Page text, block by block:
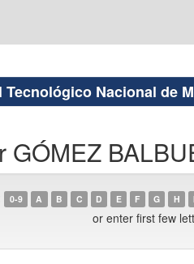
Nacional de
GÓMEZ
0-9 A B C D E F G H I
or enter first few